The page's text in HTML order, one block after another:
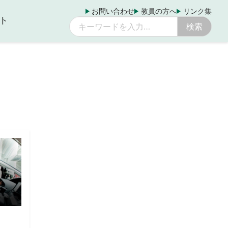
お問い合わせ 教員の方へ リンク集